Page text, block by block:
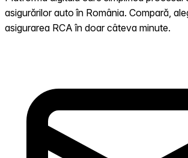
asigurărilor auto în România. Compară,
asigurarea RCA în doar câteva minute.